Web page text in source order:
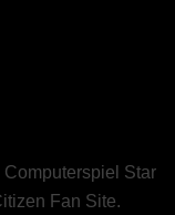
Star
Fan Site.